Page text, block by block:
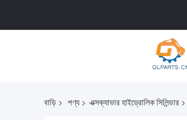
বাড়ি পণ্য এক্সক্যাভার হাইড্রোলিক সিলিন্ডার